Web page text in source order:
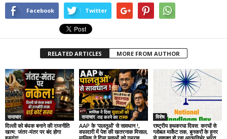
Facebook Twitter
RELATED ARTICLES MORE FROM AUTHOR
समाचार
दिल्ली को बंधक बनाने की राजनीति
खत्म: जंतर-मंतर पर बंद होगा
हुड़दंग!
समाचार
AAP के ‘पालतुओं’ से सावधान !,
वफादारी में पेश की खतरनाक मिसाल,
मालिक ने दिया युवाओं को गुमराह
विशेष
राष्ट्रीय हथकरघा दिवस: करघों से
ग्लोबल मार्केट तक, बुनकरों के हुनर
से सशक्त हो रहा आत्मनिर्भर भारत